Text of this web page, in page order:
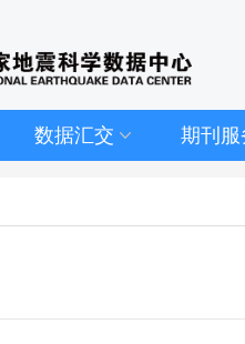
数据汇交 期刊服